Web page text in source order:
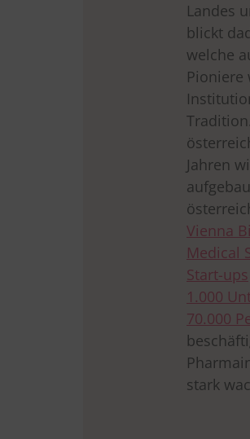
Landes
blickt
welche
Pioniere
Jahren
Vienna
Medical
Start-ups
1.000
70.000
stark